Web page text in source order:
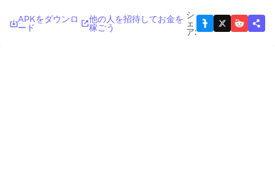
APKをダウンロ
ード
他の人を招待してお金を
稼ごう
シ
ェ
ア: